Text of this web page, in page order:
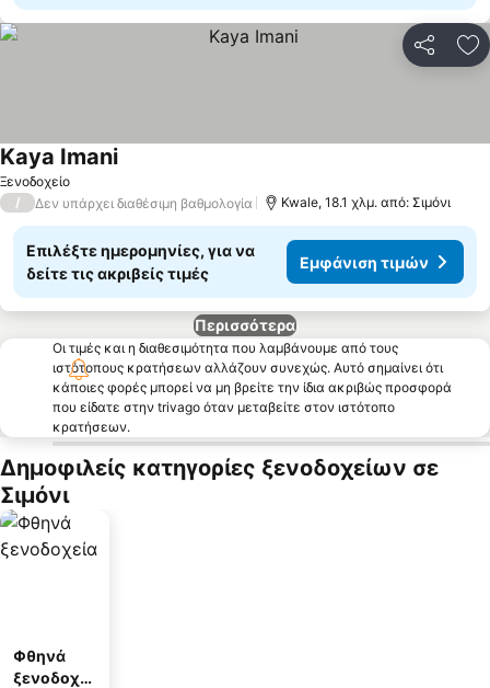
Ξενοδοχείο
Kaya Imani
/ Δεν υπάρχει διαθέσιμη βαθμολογία Kwale, 18.1 χλμ. από: Σιμόνι
Επιλέξτε ημερομηνίες, για να
δείτε τις ακριβείς τιμές
Εμφάνιση τιμών
Περισσότερα
Οι τιμές και η διαθεσιμότητα που λαμβάνουμε από τους
ιστότοπους κρατήσεων αλλάζουν συνεχώς. Αυτό σημαίνει ότι
κάποιες φορές μπορεί να μη βρείτε την ίδια ακριβώς προσφορά
που είδατε στην trivago όταν μεταβείτε στον ιστότοπο
κρατήσεων.
Δημοφιλείς κατηγορίες ξενοδοχείων σε
Σιμόνι
Φθηνά
ξενοδοχεί